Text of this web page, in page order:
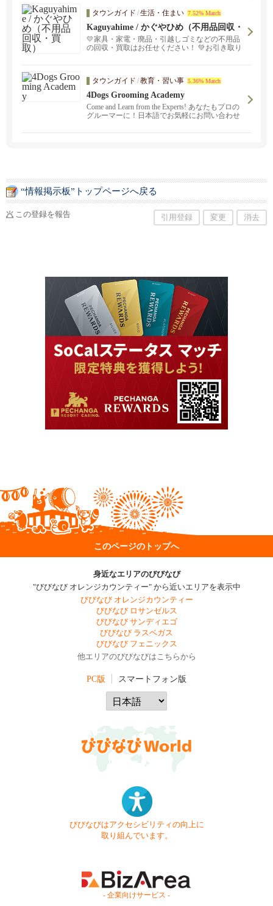
タウンガイド /生活・住まい 7.52% Match
Kaguyahime / かぐやひめ（不用品回収・
買取）
💛家具・家電・廃品・引越しゴミなどの不用品
の回収・買取はお任せください！ 💚お引き取り
(424)201-9975
タウンガイド /教育・習い事 5.36% Match
4Dogs Grooming Academy
Come and Learn from the Experts! あなたもプロの
グルーマーに！日本語でお気軽にお問い合わせ
“情報掲示板”トップページへ戻る
この登録を報告 引用登録 変更 消去
このページのトップへ
身近なエリアのびびなび
"びびなび オレンジカウンティー" から近いエリアを表示中
びびなび オレンジカウンティー
びびなび ロサンゼルス
びびなび サンディエゴ
びびなび ラスベガス
びびなび フェニックス
他エリアのびびなびはこちらから
PC版 スマートフォン版
びびなびはアクセシビリティの向上に
取り組んでいます。
- 企業向けサービス -